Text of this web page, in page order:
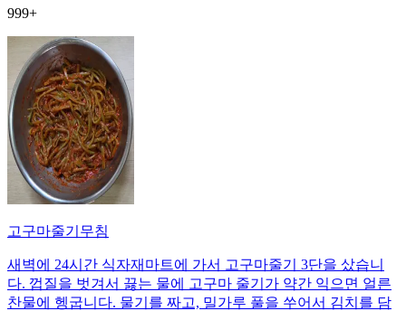
999+
고구마줄기무침
새벽에 24시간 식자재마트에 가서 고구마줄기 3단을 샀습니
다. 껍질을 벗겨서 끓는 물에 고구마 줄기가 약간 익으면 얼른
찬물에 헹굽니다. 물기를 짜고, 밀가루 풀을 쑤어서 김치를 담